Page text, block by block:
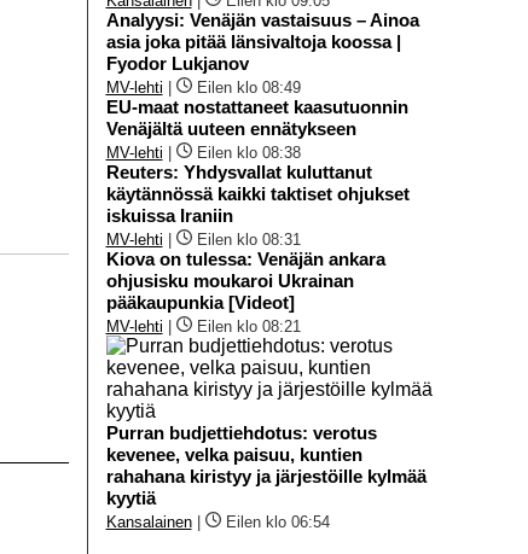
Analyysi: Venäjän vastaisuus – Ainoa
asia joka pitää länsivaltoja koossa |
Fyodor Lukjanov
MV-lehti Eilen klo 08:49
EU-maat nostattaneet kaasutuonnin
Venäjältä uuteen ennätykseen
MV-lehti Eilen klo 08:38
Reuters: Yhdysvallat kuluttanut
käytännössä kaikki taktiset ohjukset
iskuissa Iraniin
MV-lehti Eilen klo 08:31
Kiova on tulessa: Venäjän ankara
ohjusisku moukaroi Ukrainan
pääkaupunkia [Videot]
MV-lehti Eilen klo 08:21
Purran budjettiehdotus: verotus
kevenee, velka paisuu, kuntien
rahahana kiristyy ja järjestöille kylmää
kyytiä
Kansalainen| Eilen klo 06:54